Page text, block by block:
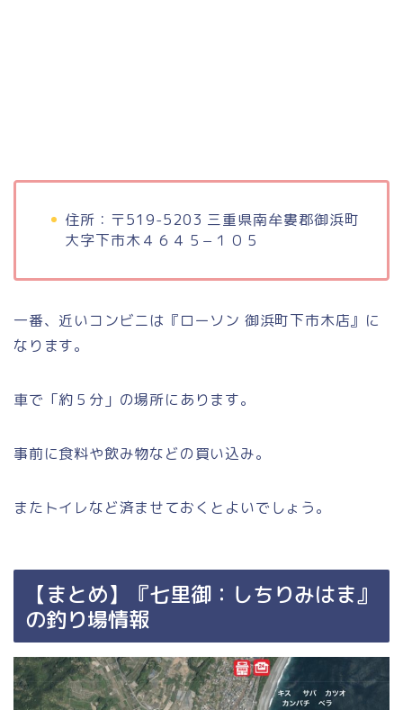
住所：〒519-5203 三重県南牟婁郡御浜町
大字下市木４６４５−１０５
一番、近いコンビニは『ローソン 御浜町下市木店』に
なります。
車で「約５分」の場所にあります。
事前に食料や飲み物などの買い込み。
またトイレなど済ませておくとよいでしょう。
【まとめ】『七里御：しちりみはま』
の釣り場情報